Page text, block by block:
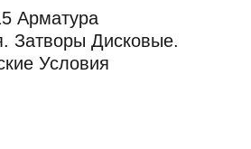
Арматура
Затворы Дисковые.
Условия